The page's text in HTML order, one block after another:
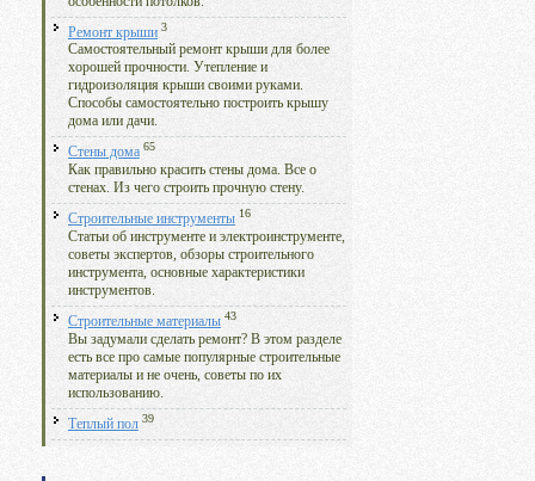
Ремонт крыши 3
Самостоятельный ремонт крыши для более
хорошей прочности. Утепление и
гидроизоляция крыши своими руками.
Способы самостоятельно построить крышу
дома или дачи.
Стены дома 65
Как правильно красить стены дома. Все о
стенах. Из чего строить прочную стену.
Строительные инструменты 16
Статьи об инструменте и электроинструменте,
советы экспертов, обзоры строительного
инструмента, основные характеристики
инструментов.
Строительные материалы 43
Вы задумали сделать ремонт? В этом разделе
есть все про самые популярные строительные
материалы и не очень, советы по их
использованию.
Теплый пол 39